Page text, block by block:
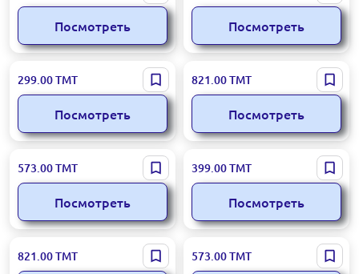
Посмотреть Посмотреть
Captions.Ai
299.00ТМТ
Посмотреть
Sentry
821.00ТМТ
Посмотреть
Flora AI
573.00ТМТ
Посмотреть
Medium
399.00ТМТ
Посмотреть
D-iD
821.00ТМТ Lovart.ai
573.00ТМТ